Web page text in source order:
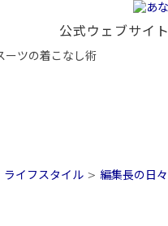
公式ウェブサイト
ライフスタイル > 編集長の日々